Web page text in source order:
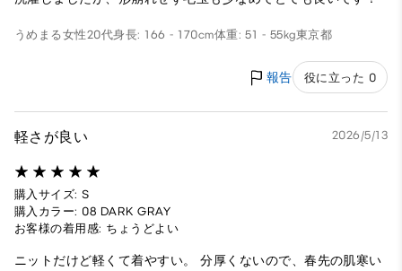
うめまる女性20代身長: 166 - 170cm体重: 51 - 55kg東京都
報告 役に立った 0
軽さが良い 2026/5/13
購入サイズ: S
購入カラー: 08 DARK GRAY
お客様の着用感: ちょうどよい
ニットだけど軽くて着やすい。 分厚くないので、春先の肌寒い